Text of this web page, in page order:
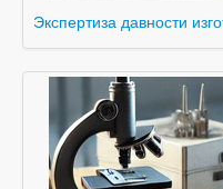
Экспертиза давности